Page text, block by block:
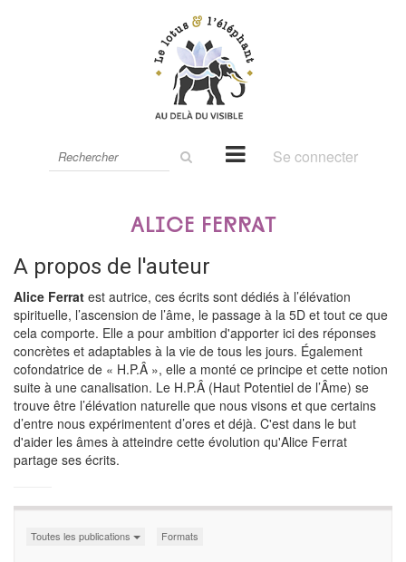
le
Se connecter
Alice Ferrat
A propos de l'auteur
Alice Ferrat est autrice, ces écrits sont dédiés à l’élévation
spirituelle, l’ascension de l’âme, le passage à la 5D et tout ce que
cela comporte. Elle a pour ambition d'apporter ici des réponses
concrètes et adaptables à la vie de tous les jours. Également
cofondatrice de « H.P.Â », elle a monté ce principe et cette notion
suite à une canalisation. Le H.P.Â (Haut Potentiel de l’Âme) se
trouve être l’élévation naturelle que nous visons et que certains
d’entre nous expérimentent d’ores et déjà. C'est dans le but
d'aider les âmes à atteindre cette évolution qu'Alice Ferrat
partage ses écrits.
Toutes les publications Formats